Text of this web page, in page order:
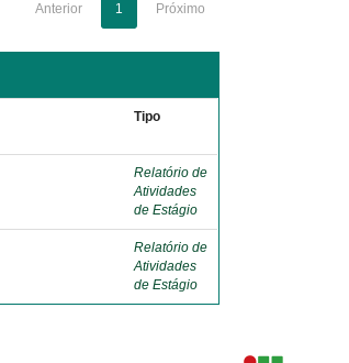
Anterior 1 Próximo
Tipo
Relatório de
Atividades
de Estágio
Relatório de
Atividades
de Estágio